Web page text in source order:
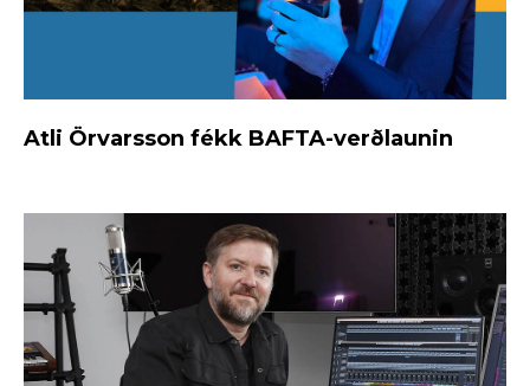
Atli Örvarsson fékk BAFTA-verðlaunin